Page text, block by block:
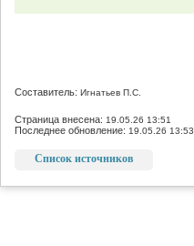
Составитель: Игнатьев П.С.
Страница внесена: 19.05.26 13:51
Последнее обновление: 19.05.26 13:53
Список источников